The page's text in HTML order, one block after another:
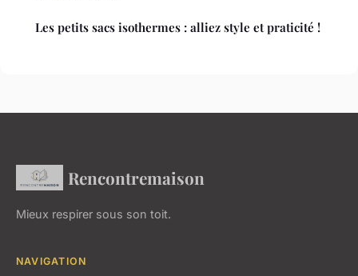
Les petits sacs isothermes : alliez style et praticité !
Rencontremaison
Mieux respirer sous son toit.
NAVIGATION